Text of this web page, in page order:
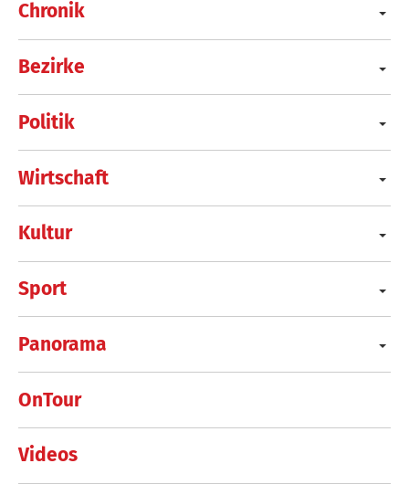
Chronik
Bezirke
Politik
Wirtschaft
Kultur
Sport
Panorama
OnTour
Videos